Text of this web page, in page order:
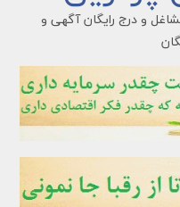
و درج رایگان آگهی و